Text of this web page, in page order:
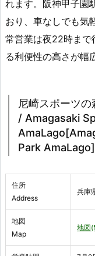
れます。阪神甲子園
おり、車なしでも気
常営業は夜22時まで
る利便性の高さが幅
尼崎スポーツ
/ Amagasaki
Park AmaLago]
住所
Address
兵庫
地図
Map
地図